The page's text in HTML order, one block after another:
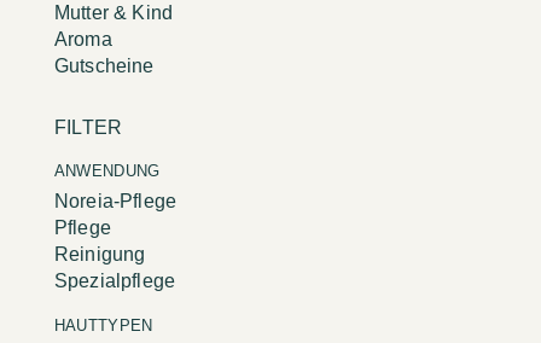
Mutter & Kind
Aroma
Gutscheine
FILTER
ANWENDUNG
Noreia-Pflege
Pflege
Reinigung
Spezialpflege
HAUTTYPEN